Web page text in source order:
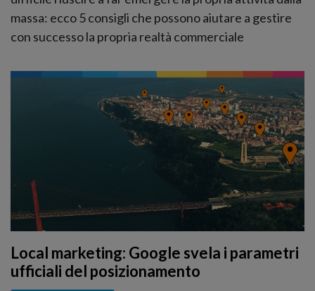
massa: ecco 5 consigli che possono aiutare a gestire
con successo la propria realtà commerciale
Local marketing: Google svela i parametri
ufficiali del posizionamento